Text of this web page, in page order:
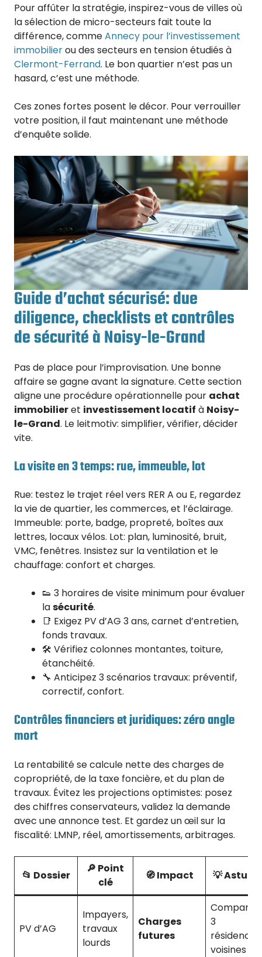
Pour affûter la stratégie, inspirez-vous de villes où
la sélection de micro-secteurs fait toute la
différence, commeAnnecy pour l’investissement
immobilierou des secteurs en tension étudiés à
Clermont-Ferrand. Le bon quartier n’est pas un
hasard, c’est une méthode.
Ces zones fortes posent le décor. Pour verrouiller
votre position, il faut maintenant une méthode
d’enquête solide.
Guide d’achat sécurisé: due
diligence, checklists et contrôles
de sécurité à Noisy-le-Grand
Pas de place pour l’improvisation. Une bonne
affaire se gagne avant la signature. Cette section
aligne une procédure opérationnelle pour achat
immobilieret investissement locatif à Noisy-
le-Grand. Le leitmotiv: simplifier, vérifier, décider
vite.
La visite en 3 temps: rue, immeuble, lot
Rue: testez le trajet réel vers RER A ou E, regardez
la vie de quartier, les commerces, et l’éclairage.
Immeuble: porte, badge, propreté, boîtes aux
lettres, locaux vélos. Lot: plan, luminosité, bruit,
VMC, fenêtres. Insistez sur la ventilation et le
chauffage: confort et charges.
👟 3 horaires de visite minimum pour évaluer
lasécurité.
📑 Exigez PV d’AG 3 ans, carnet d’entretien,
fonds travaux.
🛠️ Vérifiez colonnes montantes, toiture,
étanchéité.
🔧 Anticipez 3 scénarios travaux: préventif,
correctif, confort.
Contrôles financiers et juridiques: zéro angle
mort
La rentabilité se calcule nette des charges de
copropriété, de la taxe foncière, et du plan de
travaux. Évitez les projections optimistes: posez
des chiffres conservateurs, validez la demande
avec une annonce test. Et gardez un œil sur la
fiscalité: LMNP, réel, amortissements, arbitrages.
📂 Dossier
🔎 Point
clé
🧭 Impact 💡 Astuce
PV d’AG
Impayers,
travaux
lourds
Charges
futures
Comparer
3
résidences
voisines